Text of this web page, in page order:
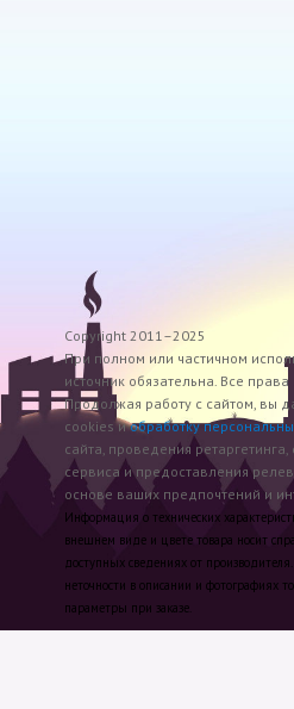
Copyright 2011–2025
При полном или частичном
источник обязательна. Все
Продолжая работу с сайтом, вы
cookies иобработку
сайта, проведения
сервиса и предоставления
основе ваших предпочтений и
Информация о технических
внешнем виде и цвете товара носит
доступных сведениях от
неточности в описании и фотографиях
параметры при заказе.